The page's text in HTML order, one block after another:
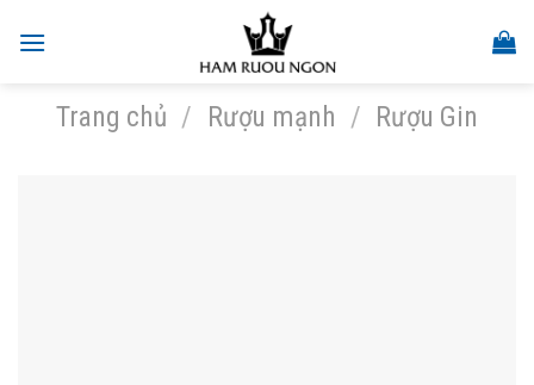
Trang chủ / Rượu mạnh / Rượu Gin